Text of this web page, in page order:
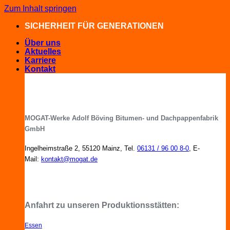
Zum Inhalt springen
SICHERHEIT FÜR GENERATIONEN
Über uns
Aktuelles
Karriere
Kontakt
MOGAT-Werke Adolf Böving Bitumen- und Dachpappenfabrik
GmbH
Ingelheimstraße 2, 55120 Mainz, Tel. 06131 / 96 00 8-0, E-
Mail: kontakt@mogat.de
Anfahrt zu unseren Produktionsstätten:
Essen